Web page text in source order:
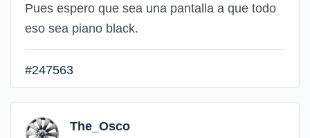
Pues espero que sea una pantalla a que todo
eso sea piano black.
#247563
The_Osco